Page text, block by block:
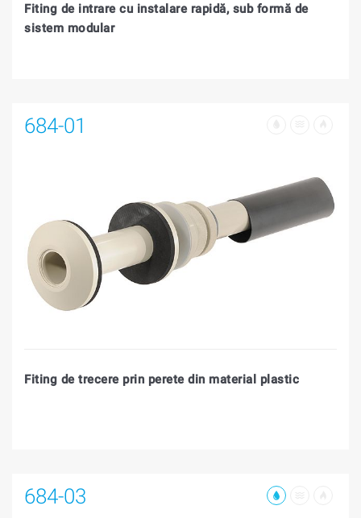
Fiting de intrare cu instalare rapidă, sub formă de
sistem modular
684-01
Fiting de trecere prin perete din material plastic
684-03